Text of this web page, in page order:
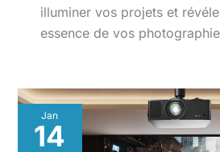
illuminer vos projets et
essence de vos
Jan
14
Projecteurs
photo
: